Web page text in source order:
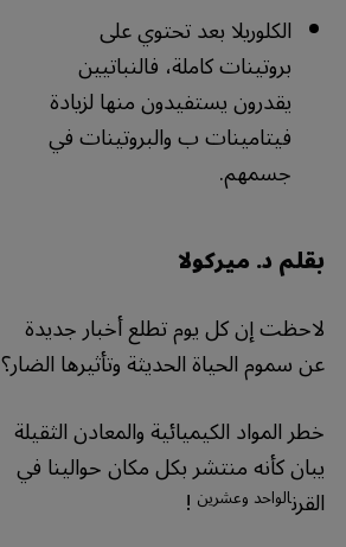
الكلوريلا بعد تحتوي على
بروتينات كاملة، فالنباتيين
يقدرون يستفيدون منها لزيادة
فيتامينات ب والبروتينات في
جسمهم.
بقلم د. ميركولا
لاحظت إن كل يوم تطلع أخبار جديدة
عن سموم الحياة الحديثة وتأثيرها الضار؟
خطر المواد الكيميائية والمعادن الثقيلة
يبان كأنه منتشر بكل مكان حوالينا في
القرنالواحد وعشرين !